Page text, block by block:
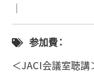
｜
参加費：
＜JACI会議室聴講